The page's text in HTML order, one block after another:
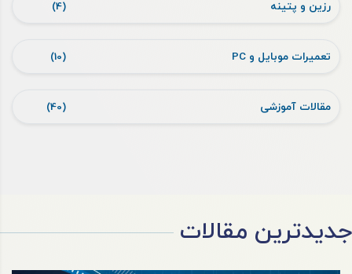
رزین و پتینه (4)
تعمیرات موبایل و PC (10)
مقالات آموزشی (40)
جدیدترین مقالات